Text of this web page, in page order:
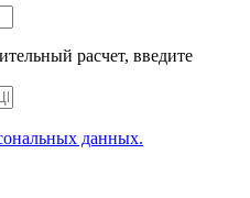
расчет, введите
данных.